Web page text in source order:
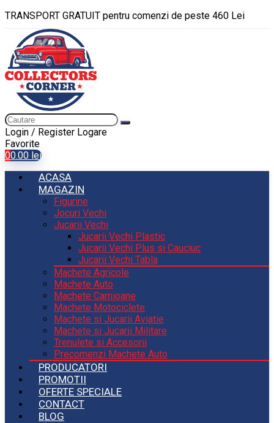
TRANSPORT GRATUIT pentru comenzi de peste 460 Lei
Login / Register Logare
Favorite
00.00 lei
ACASA
MAGAZIN
Figurine
Jocuri Vechi
Jucarii Vechi
Jucarii Vechi Plastic
Jucarii Vechi Plus si Cauciuc
Jucarii Vechi Tabla
Machete Agricole
Machete Auto
Machete Camioane
Machete Motociclete
Machete si Jucarii Aviatie
Machete si Jucarii Militare
Trenulete si Accesorii
Precomenzi Machete Auto
PRODUCATORI
PROMOTII
OFERTE SPECIALE
CONTACT
BLOG